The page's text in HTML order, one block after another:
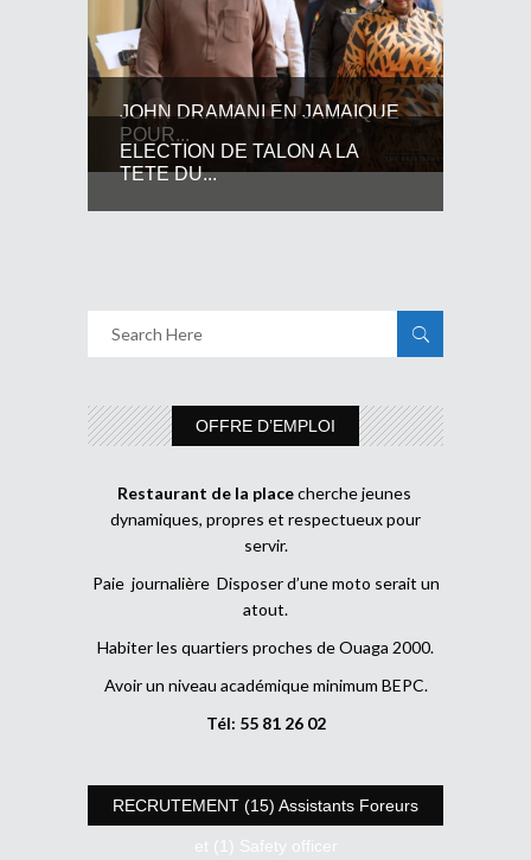
JOHN DRAMANI EN JAMAIQUE
POUR...
ELECTION DE TALON A LA
TETE DU...
OFFRE D’EMPLOI
Restaurant de la placecherche jeunes
dynamiques, propres et respectueux pour
servir.
Paie journalière Disposer d’une moto serait un
atout.
Habiter les quartiers proches de Ouaga 2000.
Avoir un niveau académique minimum BEPC.
Tél: 55 81 26 02
RECRUTEMENT (15) Assistants Foreurs
et (1) Safety officer